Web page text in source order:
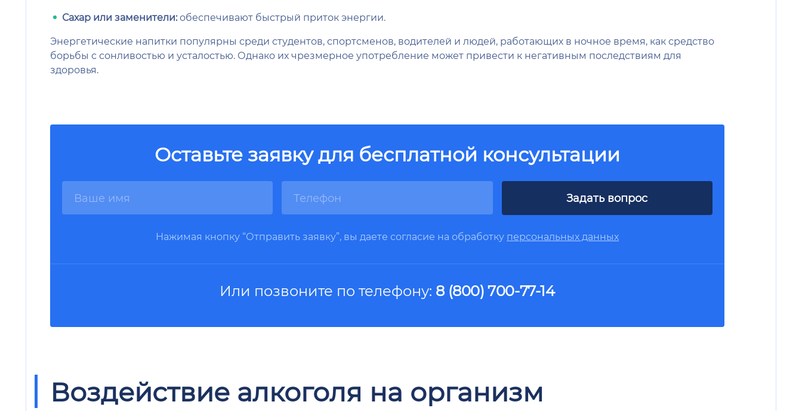
Сахар или заменители:обеспечивают быстрый приток энергии.
Энергетические напитки популярны среди студентов, спортсменов, водителей и людей, работающих в ночное время, как средство
борьбы с сонливостью и усталостью. Однако их чрезмерное употребление может привести к негативным последствиям для
здоровья.
Оставьте заявку для бесплатной консультации
Задать вопрос
Нажимая кнопку “Отправить заявку”, вы даете согласие на обработку персональных данных
Или позвоните по телефону: 8 (800) 700-77-14
Воздействие алкоголя на организм